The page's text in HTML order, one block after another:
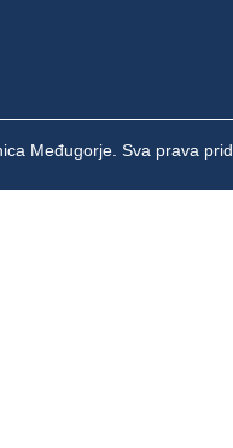
Međugorje. Sva prava